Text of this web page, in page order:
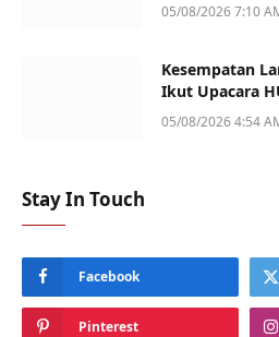
05/08/2026 7:10
Kesempatan
Ikut Upacara
05/08/2026 4:54
Stay In Touch
Facebook
Pinterest